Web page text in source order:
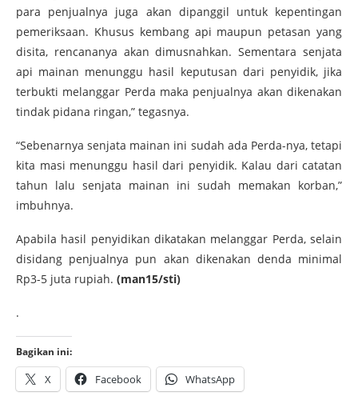
para penjualnya juga akan dipanggil untuk kepentingan
pemeriksaan. Khusus kembang api maupun petasan yang
disita, rencananya akan dimusnahkan. Sementara senjata
api mainan menunggu hasil keputusan dari penyidik, jika
terbukti melanggar Perda maka penjualnya akan dikenakan
tindak pidana ringan,” tegasnya.
“Sebenarnya senjata mainan ini sudah ada Perda-nya, tetapi
kita masi menunggu hasil dari penyidik. Kalau dari catatan
tahun lalu senjata mainan ini sudah memakan korban,”
imbuhnya.
Apabila hasil penyidikan dikatakan melanggar Perda, selain
disidang penjualnya pun akan dikenakan denda minimal
Rp3-5 juta rupiah. (man15/sti)
.
Bagikan ini:
X Facebook WhatsApp